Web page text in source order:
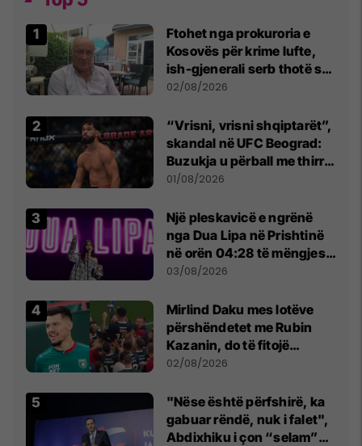
Ftohet nga prokuroria e
Kosovës për krime lufte,
ish-gjenerali serb thotë se
dikush e tradhtoi në
02/08/2026
“Vrisni, vrisni shqiptarët”,
skandal në UFC Beograd:
Buzukja u përball me thirrje
anti-shqiptare nga
01/08/2026
Një pleskavicë e ngrënë
nga Dua Lipa në Prishtinë
në orën 04:28 të mëngjesit
- dhe bota digjitale serbe
03/08/2026
Mirlind Daku mes lotëve
përshëndetet me Rubin
Kazanin, do të fitojë
miliona te Spartak Moska
02/08/2026
"Nëse është përfshirë, ka
gabuar rëndë, nuk i falet",
Abdixhiku i çon “selam”